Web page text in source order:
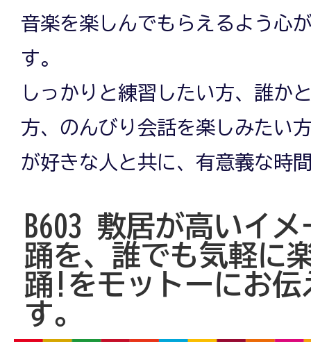
音楽を楽しんでもらえるよう心
す。
しっかりと練習したい方、誰か
方、のんびり会話を楽しみたい
が好きな人と共に、有意義な時
B603 敷居が高いイ
踊を、誰でも気軽に
踊!をモットーにお伝
す。